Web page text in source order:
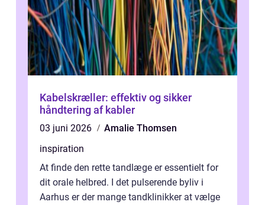
Kabelskræller: effektiv og sikker
håndtering af kabler
03 juni 2026
Amalie Thomsen
inspiration
At finde den rette tandlæge er essentielt for
dit orale helbred. I det pulserende byliv i
Aarhus er der mange tandklinikker at vælge